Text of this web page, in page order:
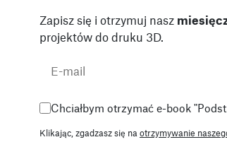
Zapisz się i otrzymuj nasz
projektów do druku 3D.
Chciałbym otrzymać e-book
Klikając, zgadzasz się na otrzymywanie